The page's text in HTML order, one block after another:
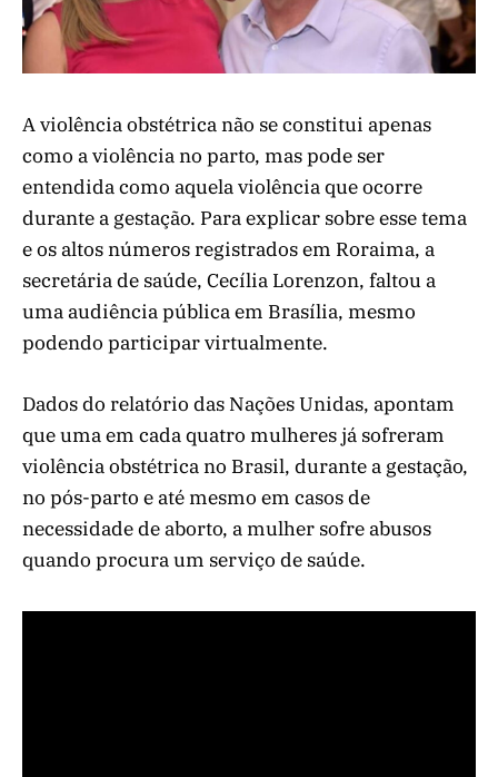
A violência obstétrica não se constitui apenas
como a violência no parto, mas pode ser
entendida como aquela violência que ocorre
durante a gestação. Para explicar sobre esse tema
e os altos números registrados em Roraima, a
secretária de saúde, Cecília Lorenzon, faltou a
uma audiência pública em Brasília, mesmo
podendo participar virtualmente.
Dados do relatório das Nações Unidas, apontam
que uma em cada quatro mulheres já sofreram
violência obstétrica no Brasil, durante a gestação,
no pós-parto e até mesmo em casos de
necessidade de aborto, a mulher sofre abusos
quando procura um serviço de saúde.